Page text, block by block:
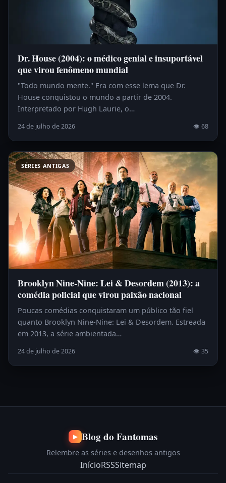
Dr. House (2004): o médico genial e insuportável
que virou fenômeno mundial
"Todo mundo mente." Era com esse lema que Dr.
House conquistou o mundo a partir de 2004.
Interpretado por Hugh Laurie, o…
24 de julho de 2026 👁 68
SÉRIES ANTIGAS
Brooklyn Nine-Nine: Lei & Desordem (2013): a
comédia policial que virou paixão nacional
Poucas comédias conquistaram um público tão fiel
quanto Brooklyn Nine-Nine: Lei & Desordem. Estreada
em 2013, a série ambientada…
24 de julho de 2026 👁 35
▶ Blog do Fantomas
Relembre as séries e desenhos antigos
InícioRSSSitemap